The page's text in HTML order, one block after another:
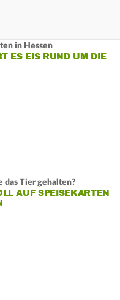
in Hessen
ES EIS RUND UM DIE
das Tier gehalten?
AUF SPEISEKARTEN